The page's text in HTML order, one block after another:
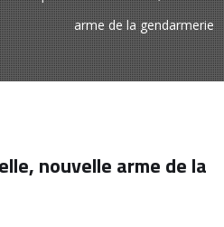
arme de la gendarmerie
nouvelle arme de la